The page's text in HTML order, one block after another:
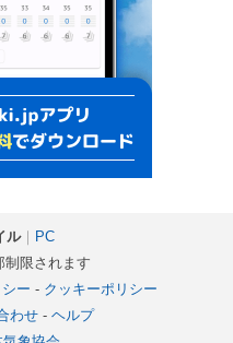
ル｜ PC
限されます
ー - クッキーポリシー
わせ- ヘルプ